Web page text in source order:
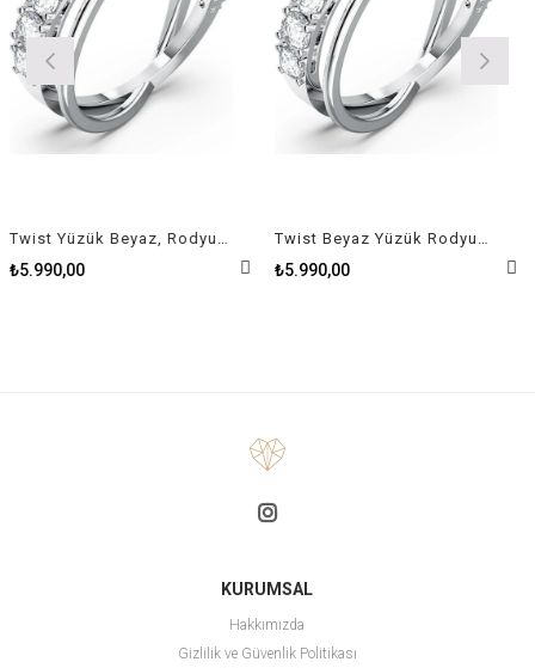
Twist Yüzük Beyaz, Rodyum kaplama Size 50
₺5.990,00
Twist Beyaz Yüzük Rodyum Kaplama Size 58
₺5.990,00
KURUMSAL
Hakkımızda
Gizlilik ve Güvenlik Politikası